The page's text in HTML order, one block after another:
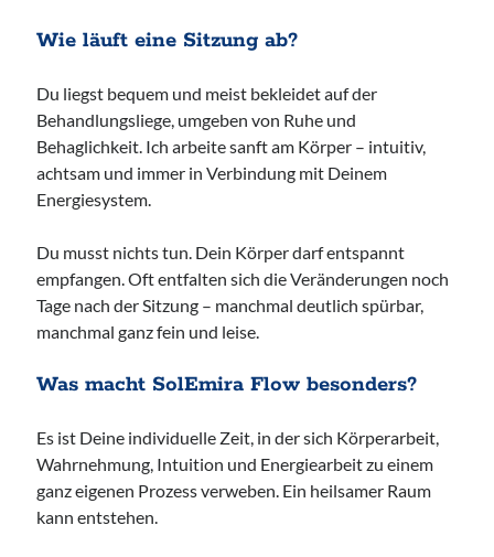
Wie läuft eine Sitzung ab?
Du liegst bequem und meist bekleidet auf der
Behandlungsliege, umgeben von Ruhe und
Behaglichkeit. Ich arbeite sanft am Körper – intuitiv,
achtsam und immer in Verbindung mit Deinem
Energiesystem.
Du musst nichts tun. Dein Körper darf entspannt
empfangen. Oft entfalten sich die Veränderungen noch
Tage nach der Sitzung – manchmal deutlich spürbar,
manchmal ganz fein und leise.
Was macht SolEmira Flow besonders?
Es ist Deine individuelle Zeit, in der sich Körperarbeit,
Wahrnehmung, Intuition und Energiearbeit zu einem
ganz eigenen Prozess verweben. Ein heilsamer Raum
kann entstehen.